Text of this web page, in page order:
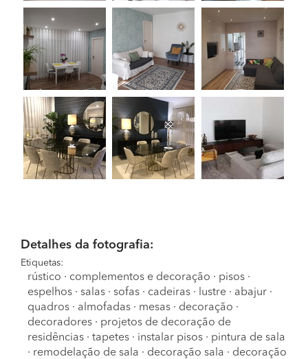
Detalhes da fotografia:
Etiquetas:
rústico · complementos e decoração · pisos ·
espelhos · salas · sofas · cadeiras · lustre · abajur ·
quadros · almofadas · mesas · decoração ·
decoradores · projetos de decoração de
residências · tapetes · instalar pisos · pintura de sala
· remodelação de sala · decoração sala · decoração